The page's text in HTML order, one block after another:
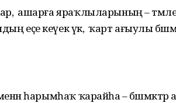
ә ашарға яраҡлыларының –
еҫе кеүек үк, ә ҡарт ағыулы
менән һарымһаҡ ҡарайһа –